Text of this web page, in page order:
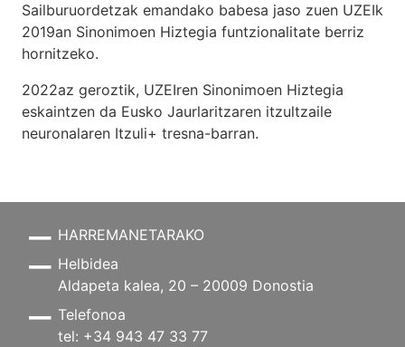
Sailburuordetzak emandako babesa jaso zuen UZEIk
2019an Sinonimoen Hiztegia funtzionalitate berriz
hornitzeko.
2022az geroztik, UZEIren Sinonimoen Hiztegia
eskaintzen da Eusko Jaurlaritzaren itzultzaile
neuronalaren Itzuli+ tresna-barran.
HARREMANETARAKO
Helbidea
Aldapeta kalea, 20 – 20009 Donostia
Telefonoa
tel: +34 943 47 33 77